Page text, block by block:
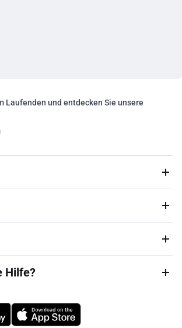
Laufenden und entdecken Sie unsere
Hilfe?